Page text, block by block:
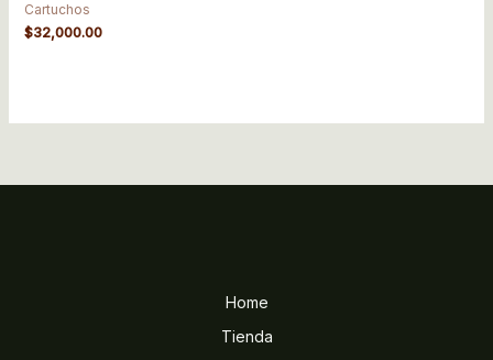
Cartuchos
$32,000.00
Home
Tienda